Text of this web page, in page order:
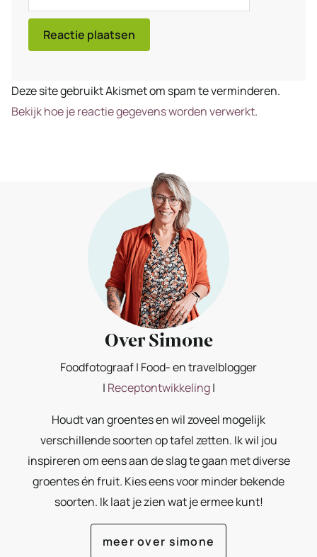
mail
Deze site gebruikt Akismet om spam te verminderen.
Bekijk hoe je reactie gegevens worden verwerkt.
Over Simone
Foodfotograaf | Food- en travelblogger
| Receptontwikkeling|
Houdt van groentes en wil zoveel mogelijk
verschillende soorten op tafel zetten. Ik wil jou
inspireren om eens aan de slag te gaan met diverse
groentes én fruit. Kies eens voor minder bekende
soorten. Ik laat je zien wat je ermee kunt!
meer over simone